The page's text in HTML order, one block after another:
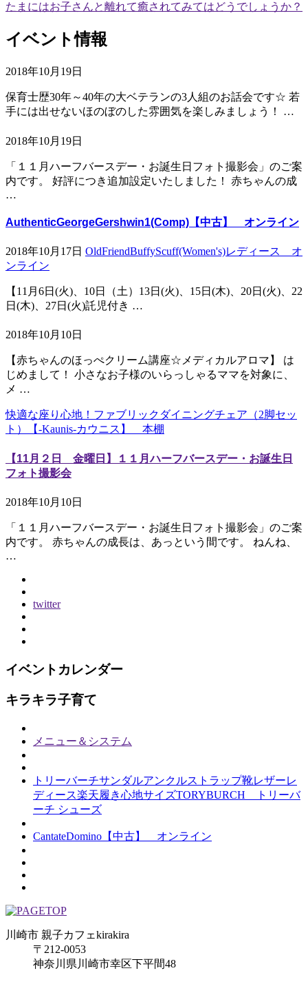
たまにはお子さんと離れて癒されてみてはどうでしょうか？
イベント情報
2018年10月19日
保育士歴30年～40年の大ベテランの3人組のお話会です☆ 若
手には出せないほのぼのした雰囲気を楽しみましょう！ …
2018年10月19日
「１１月ハーフバースデー・お誕生日フォト撮影会」のご案
内です。 好評につき追加設定いたしました！ 赤ちゃんの成
…
AuthenticGeorgeGershwin1(Comp)【中古】 オンライン
2018年10月17日 OldFriendBuffyScuff(Women's)レディース オ
ンライン
【11月6日(火)、10日（土）13日(火)、15日(木)、20日(火)、22
日(木)、27日(火)託児付き …
2018年10月10日
【赤ちゃんのほっぺクリーム講座☆メディカルアロマ】 は
じめまして！ 小さなお子様のいらっしゃるママを対象に、
メ …
快適な座り心地！ファブリックダイニングチェア（2脚セッ
ト）【-Kaunis-カウニス】 本棚
【11月２日 金曜日】１１月ハーフバースデー・お誕生日
フォト撮影会
2018年10月10日
「１１月ハーフバースデー・お誕生日フォト撮影会」のご案
内です。 赤ちゃんの成長は、あっという間です。 ねんね、
…
twitter
イベントカレンダー
キラキラ子育て
メニュー＆システム
トリーバーチサンダルアンクルストラップ靴レザーレ
ディース楽天履き心地サイズTORYBURCH トリーバ
ーチ シューズ
CantateDomino【中古】 オンライン
川崎市 親子カフェkirakira
〒212-0053
神奈川県川崎市幸区下平間48